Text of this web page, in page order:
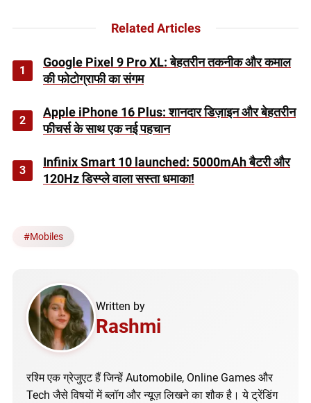
Related Articles
1
Google Pixel 9 Pro XL: बेहतरीन तकनीक और कमाल
की फोटोग्राफी का संगम
2
Apple iPhone 16 Plus: शानदार डिज़ाइन और बेहतरीन
फीचर्स के साथ एक नई पहचान
3
Infinix Smart 10 launched: 5000mAh बैटरी और
120Hz डिस्प्ले वाला सस्ता धमाका!
#Mobiles
Written by
Rashmi
रश्मि एक ग्रेजुएट हैं जिन्हें Automobile, Online Games और
Tech जैसे विषयों में ब्लॉग और न्यूज़ लिखने का शौक है। ये ट्रेंडिंग